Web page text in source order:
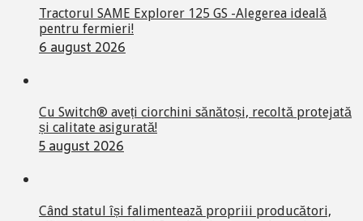
Tractorul SAME Explorer 125 GS -Alegerea ideală
pentru fermieri!
6 august 2026
Cu Switch® aveți ciorchini sănătoși, recoltă protejată
și calitate asigurată!
5 august 2026
Când statul își falimentează propriii producători,